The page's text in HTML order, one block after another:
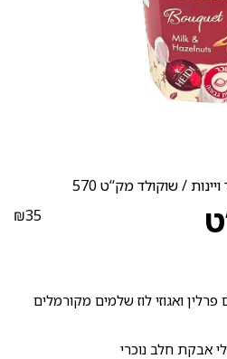
/ שוקולד מק‘‘ט 570
₪35
ואגוזי לוז שלמים מקורמלים
אבקת חלב נוכרי